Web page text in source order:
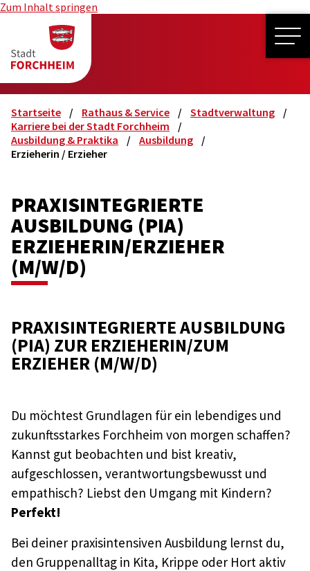
Zum Inhalt springen
Startseite Rathaus & Service
Stadtverwaltung
Karriere bei der Stadt Forchheim
Ausbildung & Praktika
Ausbildung
Erzieherin / Erzieher
PRAXISINTEGRIERTE
AUSBILDUNG (PIA)
ERZIEHERIN/ERZIEHER
(M/W/D)
PRAXISINTEGRIERTE AUSBILDUNG
(PIA) ZUR ERZIEHERIN/ZUM
ERZIEHER (M/W/D)
Du möchtest Grundlagen für ein lebendiges und
zukunftsstarkes Forchheim von morgen schaffen?
Kannst gut beobachten und bist kreativ,
aufgeschlossen, verantwortungsbewusst und
empathisch? Liebst den Umgang mit Kindern?
Perfekt!
Bei deiner praxisintensiven Ausbildung lernst du,
den Gruppenalltag in Kita, Krippe oder Hort aktiv